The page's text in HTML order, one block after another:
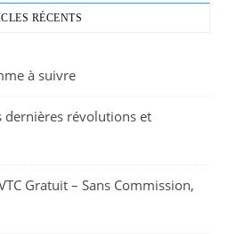
RÉCENTS
à suivre
dernières révolutions et
Gratuit – Sans Commission,